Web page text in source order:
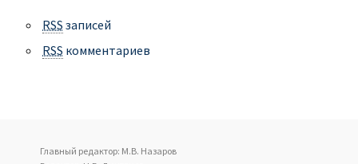
RSS записей
RSS комментариев
Главный редактор: М.В. Назаров